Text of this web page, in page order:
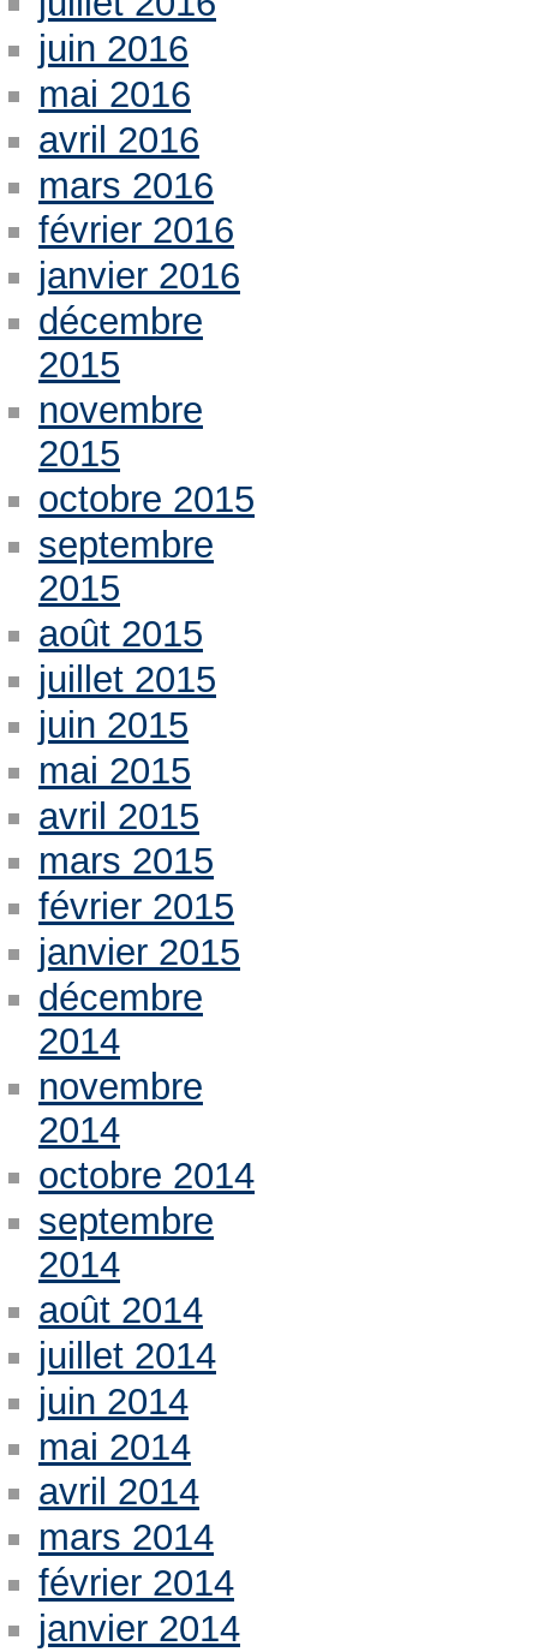
juin 2016
mai 2016
avril 2016
mars 2016
février 2016
janvier 2016
décembre
2015
novembre
2015
octobre 2015
septembre
2015
août 2015
juillet 2015
juin 2015
mai 2015
avril 2015
mars 2015
février 2015
janvier 2015
décembre
2014
novembre
2014
octobre 2014
septembre
2014
août 2014
juillet 2014
juin 2014
mai 2014
avril 2014
mars 2014
février 2014
janvier 2014